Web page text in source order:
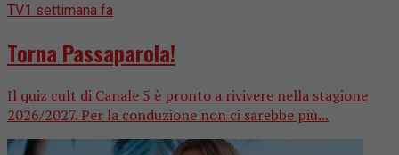
TV1 settimana fa
Torna Passaparola!
Il quiz cult di Canale 5 è pronto a rivivere nella stagione
2026/2027. Per la conduzione non ci sarebbe più...